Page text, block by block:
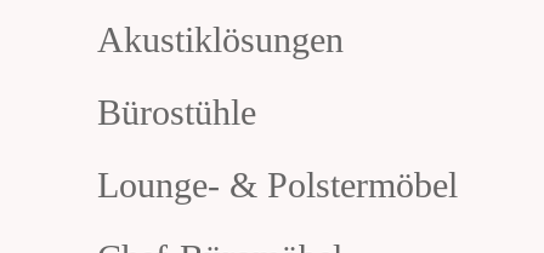
Akustiklösungen
Bürostühle
Lounge- & Polstermöbel